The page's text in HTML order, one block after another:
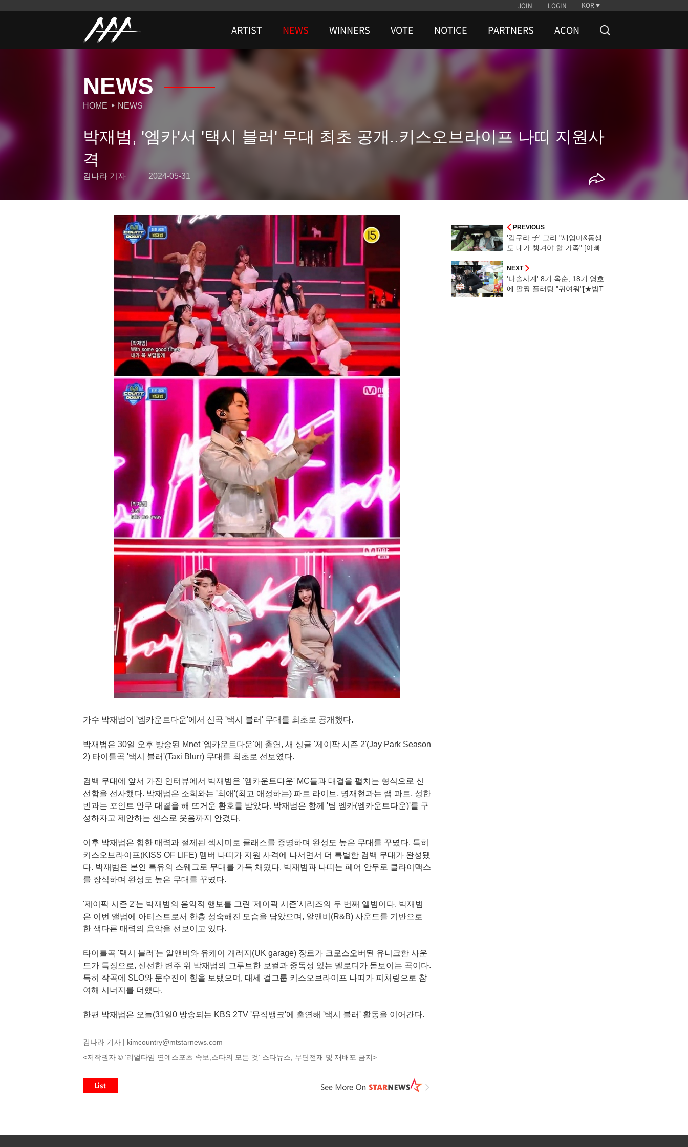
JOIN LOGIN KOR
ARTIST NEWS WINNERS VOTE NOTICE PARTNERS ACON
NEWS
HOME NEWS
박재범, '엠카'서 '택시 블러' 무대 최초 공개..키스오브라이프 나띠 지원사
격
김나라 기자 2024-05-31
가수 박재범이 '엠카운트다운'에서 신곡 '택시 블러' 무대를 최초로 공개했다.
박재범은 30일 오후 방송된 Mnet '엠카운트다운'에 출연, 새 싱글 '제이팍 시즌 2'(Jay Park Season
2) 타이틀곡 '택시 블러'(Taxi Blurr) 무대를 최초로 선보였다.
컴백 무대에 앞서 가진 인터뷰에서 박재범은 '엠카운트다운' MC들과 대결을 펼치는 형식으로 신
선함을 선사했다. 박재범은 소희와는 '최애'(최고 애정하는) 파트 라이브, 명재현과는 랩 파트, 성한
빈과는 포인트 안무 대결을 해 뜨거운 환호를 받았다. 박재범은 함께 '팀 엠카(엠카운트다운)'를 구
성하자고 제안하는 센스로 웃음까지 안겼다.
이후 박재범은 힙한 매력과 절제된 섹시미로 클래스를 증명하며 완성도 높은 무대를 꾸몄다. 특히
키스오브라이프(KISS OF LIFE) 멤버 나띠가 지원 사격에 나서면서 더 특별한 컴백 무대가 완성됐
다. 박재범은 본인 특유의 스웨그로 무대를 가득 채웠다. 박재범과 나띠는 페어 안무로 클라이맥스
를 장식하며 완성도 높은 무대를 꾸몄다.
'제이팍 시즌 2'는 박재범의 음악적 행보를 그린 '제이팍 시즌'시리즈의 두 번째 앨범이다. 박재범
은 이번 앨범에 아티스트로서 한층 성숙해진 모습을 담았으며, 알앤비(R&B) 사운드를 기반으로
한 색다른 매력의 음악을 선보이고 있다.
타이틀곡 '택시 블러'는 알앤비와 유케이 개러지(UK garage) 장르가 크로스오버된 유니크한 사운
드가 특징으로, 신선한 변주 위 박재범의 그루브한 보컬과 중독성 있는 멜로디가 돋보이는 곡이다.
특히 작곡에 SLO와 문수진이 힘을 보탰으며, 대세 걸그룹 키스오브라이프 나띠가 피처링으로 참
여해 시너지를 더했다.
한편 박재범은 오늘(31일0 방송되는 KBS 2TV '뮤직뱅크'에 출연해 '택시 블러' 활동을 이어간다.
김나라 기자 | kimcountry@mtstarnews.com
<저작권자 © ‘리얼타임 연예스포츠 속보,스타의 모든 것’ 스타뉴스, 무단전재 및 재배포 금지>
PREVIOUS
'김구라 子' 그리 "새엄마&동생
도 내가 챙겨야 할 가족" [아빠
NEXT
'나솔사계' 8기 옥순, 18기 영호
에 팔짱 플러팅 "귀여워"[★밤T